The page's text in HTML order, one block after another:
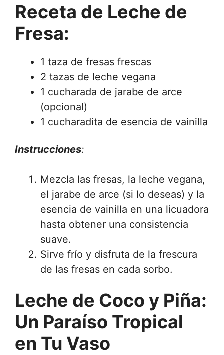
Receta de Leche de
Fresa:
1 taza de fresas frescas
2 tazas de leche vegana
1 cucharada de jarabe de arce
(opcional)
1 cucharadita de esencia de vainilla
Instrucciones:
Mezcla las fresas, la leche vegana,
el jarabe de arce (si lo deseas) y la
esencia de vainilla en una licuadora
hasta obtener una consistencia
suave.
Sirve frío y disfruta de la frescura
de las fresas en cada sorbo.
Leche de Coco y Piña:
Un Paraíso Tropical
en Tu Vaso